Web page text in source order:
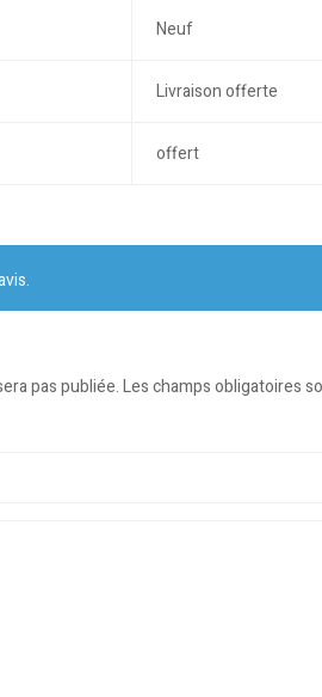
Neuf
Livraison offerte
offert
pas publiée.Les champs obligatoires